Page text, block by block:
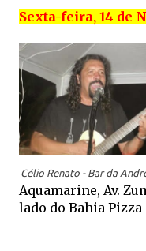
Sexta-feira, 14 de
Célio Renato - Bar da
Aquamarine, Av.
lado do Bahia